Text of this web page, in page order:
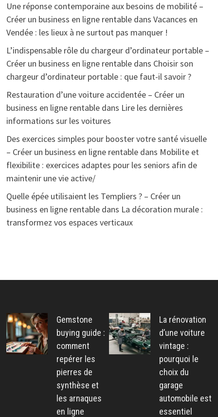
Une réponse contemporaine aux besoins de mobilité –
Créer un business en ligne rentabledans Vacances en
Vendée : les lieux à ne surtout pas manquer !
L’indispensable rôle du chargeur d’ordinateur portable –
Créer un business en ligne rentabledans Choisir son
chargeur d’ordinateur portable : que faut-il savoir ?
Restauration d’une voiture accidentée – Créer un
business en ligne rentabledans Lire les dernières
informations sur les voitures
Des exercices simples pour booster votre santé visuelle
– Créer un business en ligne rentabledans Mobilite et
flexibilite : exercices adaptes pour les seniors afin de
maintenir une vie active/
Quelle épée utilisaient les Templiers ? – Créer un
business en ligne rentabledans La décoration murale :
transformez vos espaces verticaux
Gemstone
buying guide :
comment
repérer les
pierres de
synthèse et
les arnaques
en ligne
La rénovation
d’une voiture
vintage :
pourquoi le
choix du
garage
automobile est
essentiel